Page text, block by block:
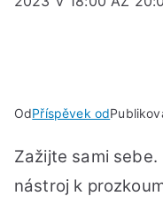
OdPříspěvek od
Zažijte sami
nástroj k